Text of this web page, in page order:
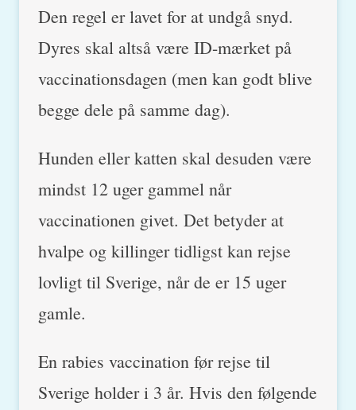
Den regel er lavet for at undgå snyd.
Dyres skal altså være ID-mærket på
vaccinationsdagen (men kan godt blive
begge dele på samme dag).
Hunden eller katten skal desuden være
mindst 12 uger gammel når
vaccinationen givet. Det betyder at
hvalpe og killinger tidligst kan rejse
lovligt til Sverige, når de er 15 uger
gamle.
En rabies vaccination før rejse til
Sverige holder i 3 år. Hvis den følgende